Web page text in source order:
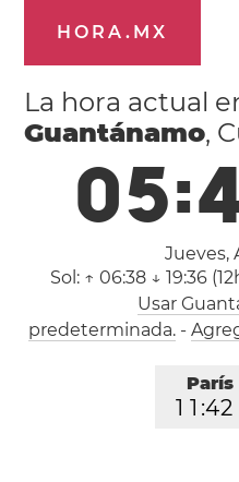
HORA.MX
La hora actual
Guantánamo,
05:4
Jueves,
Sol: ↑ 06:38 ↓ 19:36
Usar
predeterminada.-
París
1 1 :42